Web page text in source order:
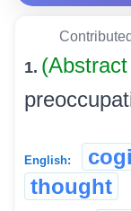
1.
English:
thought